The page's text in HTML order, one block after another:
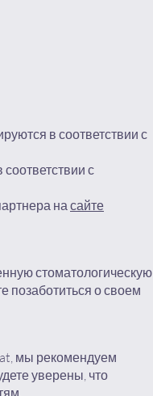
в соответствии с
с
насайте
стоматологическую
позаботиться о своем
мы рекомендуем
уверены, что